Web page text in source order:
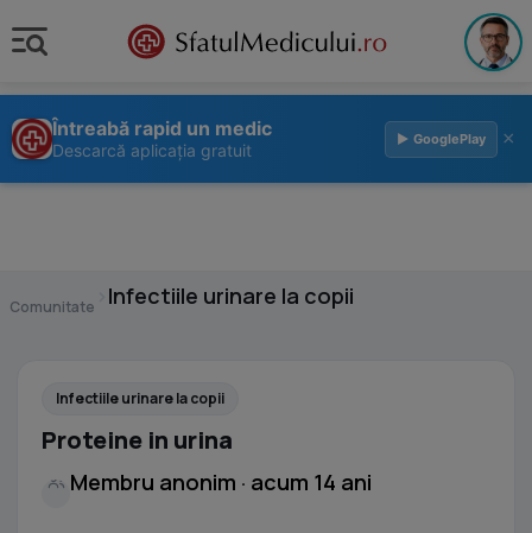
Întreabă rapid un medic
Descarcă aplicația gratuit
▶ GooglePlay ×
Comunitate Infectiile urinare la copii
Infectiile urinare la copii
Proteine in urina
Membru anonim · acum 14 ani